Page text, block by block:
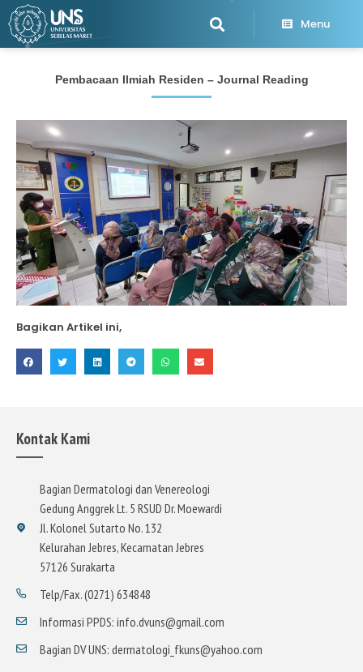
Menu
Pembacaan Ilmiah Residen – Journal Reading
Bagikan Artikel ini,
Kontak Kami
Bagian Dermatologi dan Venereologi
Gedung Anggrek Lt. 5 RSUD Dr. Moewardi
Jl. Kolonel Sutarto No. 132
Kelurahan Jebres, Kecamatan Jebres
57126 Surakarta
Telp/Fax. (0271) 634848
Informasi PPDS: info.dvuns@gmail.com
Bagian DV UNS: dermatologi_fkuns@yahoo.com